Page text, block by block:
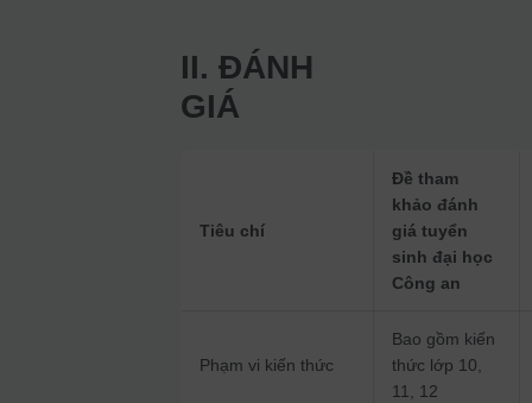
II. ĐÁNH
GIÁ
Tiêu chí
Đề tham
khảo đánh
giá tuyển
sinh đại học
Công an
Phạm vi kiến thức
Bao gồm kiến
thức lớp 10,
11, 12